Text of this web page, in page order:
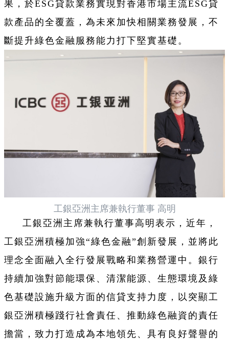
果，於ESG貸款業務實現對香港市場主流ESG貸
款產品的全覆蓋，為未來加快相關業務發展，不
斷提升綠色金融服務能力打下堅實基礎。
工銀亞洲主席兼執行董事 高明
工銀亞洲主席兼執行董事高明表示，近年，
工銀亞洲積極加強“綠色金融”創新發展，並將此
理念全面融入全行發展戰略和業務營運中。銀行
持續加強對節能環保、清潔能源、生態環境及綠
色基礎設施升級方面的信貸支持力度，以突顯工
銀亞洲積極踐行社會責任、推動綠色融資的責任
擔當，致力打造成為本地領先、具有良好聲譽的